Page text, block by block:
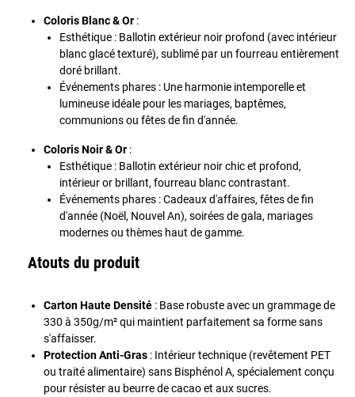
Coloris Blanc & Or :
Esthétique : Ballotin extérieur noir profond (avec intérieur
blanc glacé texturé), sublimé par un fourreau entièrement
doré brillant.
Événements phares : Une harmonie intemporelle et
lumineuse idéale pour les mariages, baptêmes,
communions ou fêtes de fin d'année.
Coloris Noir & Or :
Esthétique : Ballotin extérieur noir chic et profond,
intérieur or brillant, fourreau blanc contrastant.
Événements phares : Cadeaux d'affaires, fêtes de fin
d'année (Noël, Nouvel An), soirées de gala, mariages
modernes ou thèmes haut de gamme.
Atouts du produit
Carton Haute Densité : Base robuste avec un grammage de
330 à 350g/m² qui maintient parfaitement sa forme sans
s'affaisser.
Protection Anti-Gras : Intérieur technique (revêtement PET
ou traité alimentaire) sans Bisphénol A, spécialement conçu
pour résister au beurre de cacao et aux sucres.